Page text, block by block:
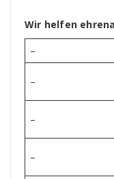
Wir helfen
–
–
–
–